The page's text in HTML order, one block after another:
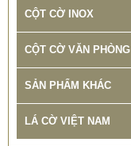
CỘT CỜ INOX
CỘT CỜ VĂN PHÒNG
SẢN PHẨM KHÁC
LÁ CỜ VIỆT NAM